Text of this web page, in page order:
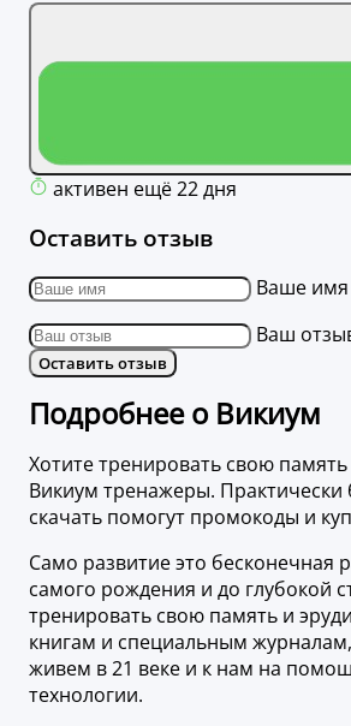
активен ещё 22 дня
Оставить отзыв
Ваше имя
Ваш
Оставить отзыв
Подробнее о Викиум
Хотите тренировать свою
Викиум тренажеры. Практически
скачать помогут промокоды и
Само развитие это бесконечная
самого рождения и до глубокой
тренировать свою память и
книгам и специальным
живем в 21 веке и к нам на
технологии.